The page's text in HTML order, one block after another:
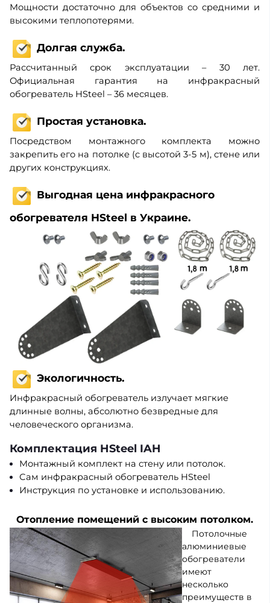
Мощности достаточно для объектов со средними и
высокими теплопотерями.
Долгая служба.
Рассчитанный срок эксплуатации – 30 лет.
Официальная гарантия на инфракрасный
обогреватель HSteel – 36 месяцев.
Простая установка.
Посредством монтажного комплекта можно
закрепить его на потолке (с высотой 3-5 м), стене или
других конструкциях.
Выгодная цена инфракрасного
обогревателя HSteel в Украине.
Экологичность.
Инфракрасный обогреватель излучает мягкие
длинные волны, абсолютно безвредные для
человеческого организма.
Комплектация HSteel IAH
Монтажный комплект на стену или потолок.
Сам инфракрасный обогреватель HSteel
Инструкция по установке и использованию.
Отопление помещений с высоким потолком.
Потолочные
алюминиевые
обогреватели
имеют
несколько
преимуществ в